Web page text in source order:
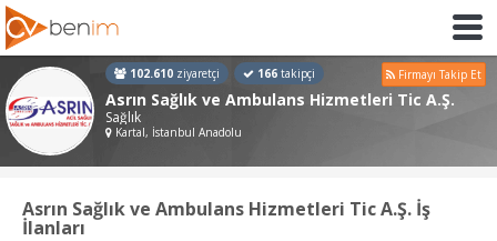
102.610 ziyaretçi 166 takipçi Firmayı Takip Et
Asrın Sağlık ve Ambulans Hizmetleri Tic A.Ş.
Sağlık
Kartal, İstanbul Anadolu
Asrın Sağlık ve Ambulans Hizmetleri Tic A.Ş. İş
İlanları